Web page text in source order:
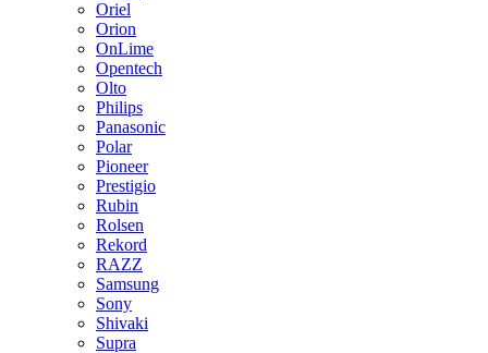
Oriel
Orion
OnLime
Opentech
Olto
Philips
Panasonic
Polar
Pioneer
Prestigio
Rubin
Rolsen
Rekord
RAZZ
Samsung
Sony
Shivaki
Supra